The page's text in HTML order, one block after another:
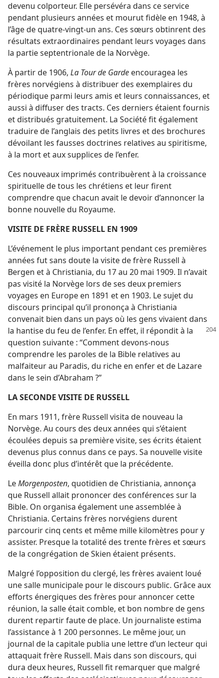
devenu colporteur. Elle persévéra dans ce service
pendant plusieurs années et mourut fidèle en 1948, à
l’âge de quatre-vingt-un ans. Ces sœurs obtinrent des
résultats extraordinaires pendant leurs voyages dans
la partie septentrionale de la Norvège.
À partir de 1906, La Tour de Garde encouragea les
frères norvégiens à distribuer des exemplaires du
périodique parmi leurs amis et leurs connaissances, et
aussi à diffuser des tracts. Ces derniers étaient fournis
et distribués gratuitement. La Société fit également
traduire de l’anglais des petits livres et des brochures
dévoilant les fausses doctrines relatives au spiritisme,
à la mort et aux supplices de l’enfer.
Ces nouveaux imprimés contribuèrent à la croissance
spirituelle de tous les chrétiens et leur firent
comprendre que chacun avait le devoir d’annoncer la
bonne nouvelle du Royaume.
VISITE DE FRÈRE RUSSELL EN 1909
L’événement le plus important pendant ces premières
années fut sans doute la visite de frère Russell à
Bergen et à Christiania, du 17 au 20 mai 1909. Il n’avait
pas visité la Norvège lors de ses deux premiers
voyages en Europe en 1891 et en 1903. Le sujet du
discours principal qu’il prononça à Christiania
convenait bien dans un pays où les gens vivaient dans
la hantisedu feu de l’enfer. En effet, il répondit à la
question suivante : “Comment devons-​nous
comprendre les paroles de la Bible relatives au
malfaiteur au Paradis, du riche en enfer et de Lazare
dans le sein d’Abraham ?”
LA SECONDE VISITE DE RUSSELL
En mars 1911, frère Russell visita de nouveau la
Norvège. Au cours des deux années qui s’étaient
écoulées depuis sa première visite, ses écrits étaient
devenus plus connus dans ce pays. Sa nouvelle visite
éveilla donc plus d’intérêt que la précédente.
LeMorgenposten, quotidien de Christiania, annonça
que Russell allait prononcer des conférences sur la
Bible. On organisa également une assemblée à
Christiania. Certains frères norvégiens durent
parcourir cinq cents et même mille kilomètres pour y
assister. Presque la totalité des trente frères et sœurs
de la congrégation de Skien étaient présents.
Malgré l’opposition du clergé, les frères avaient loué
une salle municipale pour le discours public. Grâce aux
efforts énergiques des frères pour annoncer cette
réunion, la salle était comble, et bon nombre de gens
durent repartir faute de place. Un journaliste estima
l’assistance à 1 200 personnes. Le même jour, un
journal de la capitale publia une lettre d’un lecteur qui
attaquait frère Russell. Mais dans son discours, qui
dura deux heures, Russell fit remarquer que malgré